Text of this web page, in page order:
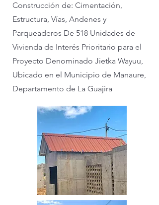
Construcción de: Cimentación,
Estructura, Vías, Andenes y
Parqueaderos De 518 Unidades de
Vivienda de Interés Prioritario para el
Proyecto Denominado Jietka Wayuu,
Ubicado en el Municipio de Manaure,
Departamento de La Guajira